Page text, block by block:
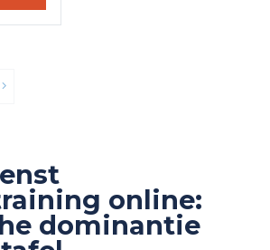
online:
dominantie